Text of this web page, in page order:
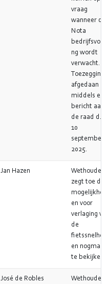
vraag
wanneer de
Nota
bedrijfsvoeri
ng wordt
verwacht.
Toezegging
afgedaan
middels een
bericht aan
de raad d.d.
10
september
2025.
Jan Hazen
Wethouder
zegt toe de
mogelijkhed
en voor
verlaging van
de
fietssnelhed
en nogmaals
te bekijken.
José de Robles
Wethouder